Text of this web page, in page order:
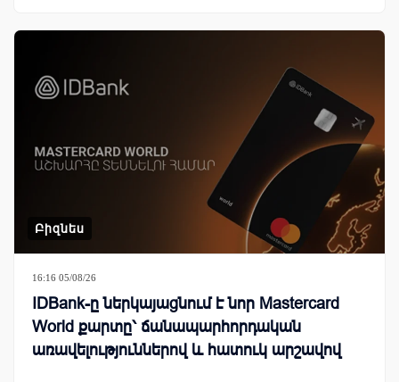
Բիզնես
16:16 05/08/26
IDBank-ը ներկայացնում է նոր Mastercard
World քարտը՝ ճանապարհորդական
առավելություններով և հատուկ արշավով